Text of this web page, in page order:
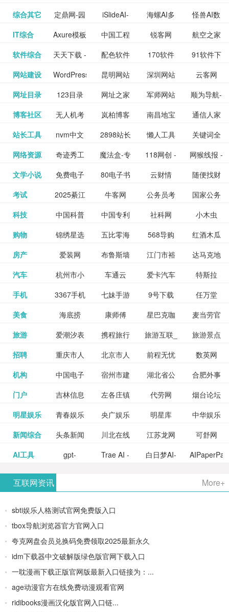
全 频
包括上映
影片的影
讯查询及
购票服
务。你可
和看过的
电影电视
剧，顺便
打分、写
味，豆瓣
电影会推
荐好电影
给你。
_www.sanmao.com.cn_
素材免费
图库
nas论
坛|nas1.cn|nas1|nas
流社区
文写作-AI
毕业设计-
PPT模板
生成
作 - 国内
领先的AI
图片、文
案创作平
讯飞星火-
懂我的AI
助手
更多>>
综合其它 定鼎网-园
林景观建
筑室内设
iSlideAI-
一键生成
PPT模板
海螺AI多
模态大语
言模型
怪兽AI数
字人
九章开物 更多>>
IT综合 Axure模板
网
中国工程
科技知识
中心
锐客网
航空之家
牛品汇
更多>>
软件综合 天天下载 -
绿色精品
软件应用
配色软件
园
170软件
下载站
91软件下
载
yx12345
下载站
更多>>
网站建设 WordPress
主题模板
下载_爱主
昆明网站
建设
深圳网站
建设
云客网
SEO众包
服务平台
深圳网站
建设
更多>>
网址目录 123目录
网
网址之家 军师网站
目录网址
大全
顺为导航-
办公运营
工具导航
易推分类
目录网
更多>>
博客社区 无人机考
证资讯网
岚柏博客 南昌地宝
网_南昌论
坛
通信人家
园
精易论坛 更多>>
站长工具 nvm中文
网
2898站长
资源平台
懒人工具 关键词全
网指数查
询
SEO工具
- 站长之家
更多>>
网络资源 奇迹秀工
具箱-设计
师必备设
辅助神器
魔法盒-专
业的游戏
动画特效
118网创 -
创业项目
资源分享
网猴线报 -
一个简单
且纯粹的
网站
线报酷 -
专注线报
活动
更多>>
文学小说 免费电子
书下载
网,txt小说
完结txt小
说-书本网
80电子书
_八零电子
书_80txt_
云财情 随便找财
经网
钱如故 更多>>
考试 2025綦江
区中考志
愿填报系
牛客网 公务员考
试-中公教
育网
国家公务
员局
公务员考
试信息网
更多>>
科技 中国科普
博览
中国专利
信息网
社科网
小木虫
中国科学
院
更多>>
购物 锦绣星选
海淘
五比零海
淘网
568导购
网
红酒木瓜
靓汤官网
淘宝 更多>>
房产 爱装网 布鲁斯墙
纸
江门市裕
华墙纸
达马克地
产
格莱美墙
纸
更多>>
汽车 杭州市小
客车总量
调控管理
车通云 爱卡汽车
导购
特斯拉
百度有驾
网
更多>>
手机 3367手机
游戏
七妹手游 9号下载
任万堂
游戏邦
更多>>
美食 海底捞 康师傅 星巴克咖
啡
麦当劳官
网
心食谱网 更多>>
旅游 爱潮汐表 携程旅行
网
旅游互联_
景点门票
预订
旅游景点
点评-猫途
鹰
北京旅游
网
更多>>
招聘 重庆市人
力资源和
社会保障
北京市人
力资源和
社会保障
前程无忧
招聘网
数英网
聘才网
更多>>
机构 中国电子
检验检疫
业务网
宿州市建
委网
湖北省公
管局
合肥外事
办
湖北省粮
食局
更多>>
门户 吉林信息
网
左各庄镇
论坛
代劳网
烟台论坛
腾讯充值
中心
更多>>
明星娱乐 青春娱乐
网
央广娱乐
网,
明星库 中华娱乐
网
网易娱乐 更多>>
新闻综合 头条新闻 川北在线 江苏龙网
可舒网
巾帼网
更多>>
AI工具 gpt-
OpenAI最
新AI图像
生成器
Trae AI -
境/深度集
成
Doubao-
1.5-pro与
白日梦AI-
- AI论文写
高质量
PPT
互联网资讯 More+
sbti娱乐人格测试官网免费版入口
tbox导航浏览器官方官网入口
夸克网盘会员兑换码免费领取2025最新永久
idm下载器中文破解版绿色版官网下载入口
一耽漫画下载正版官网版最新入口链接为：...
age动漫官方在线免费动漫观看官网
ridibooks漫画汉化版官网入口链...